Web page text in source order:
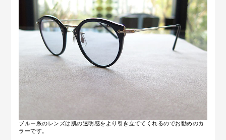
ブルー系のレンズは肌の透明感をより引き立ててくれるのでお勧めのカ
ラーです。